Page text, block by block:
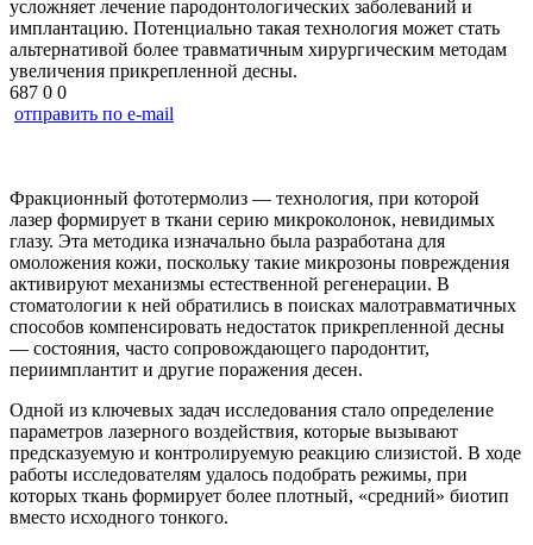
усложняет лечение пародонтологических заболеваний и
имплантацию. Потенциально такая технология может стать
альтернативой более травматичным хирургическим методам
увеличения прикрепленной десны.
687 0 0
отправить по e-mail
Фракционный фототермолиз — технология, при которой
лазер формирует в ткани серию микроколонок, невидимых
глазу. Эта методика изначально была разработана для
омоложения кожи, поскольку такие микрозоны повреждения
активируют механизмы естественной регенерации. В
стоматологии к ней обратились в поисках малотравматичных
способов компенсировать недостаток прикрепленной десны
— состояния, часто сопровождающего пародонтит,
периимплантит и другие поражения десен.
Одной из ключевых задач исследования стало определение
параметров лазерного воздействия, которые вызывают
предсказуемую и контролируемую реакцию слизистой. В ходе
работы исследователям удалось подобрать режимы, при
которых ткань формирует более плотный, «средний» биотип
вместо исходного тонкого.